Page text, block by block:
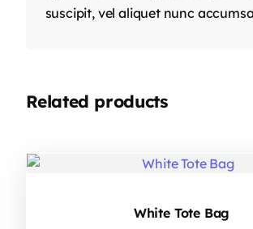
suscipit, vel aliquet nunc
Related products
White Tote Bag